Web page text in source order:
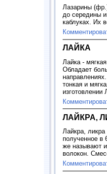
Лазарины
до середины
каблуках. Их
ЛАЙКА
Лайка -
Обладает
тонкая и
изготовлении
ЛАЙКРА,
Лайкра, ликра
полученное в
же называют
волокон.